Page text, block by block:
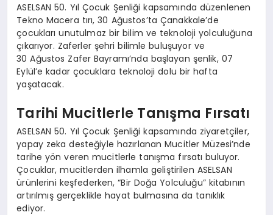
ASELSAN 50. Yıl Çocuk Şenliği kapsamında düzenlenen
Tekno Macera tırı, 30 Ağustos’ta Çanakkale’de
çocukları unutulmaz bir bilim ve teknoloji yolculuğuna
çıkarıyor. Zaferler şehri bilimle buluşuyor ve
30 Ağustos Zafer Bayramı’nda başlayan şenlik, 07
Eylül’e kadar çocuklara teknoloji dolu bir hafta
yaşatacak.
Tarihi Mucitlerle Tanışma Fırsatı
ASELSAN 50. Yıl Çocuk Şenliği kapsamında ziyaretçiler,
yapay zeka desteğiyle hazırlanan Mucitler Müzesi’nde
tarihe yön veren mucitlerle tanışma fırsatı buluyor.
Çocuklar, mucitlerden ilhamla geliştirilen ASELSAN
ürünlerini keşfederken, “Bir Doğa Yolculuğu” kitabının
artırılmış gerçeklikle hayat bulmasına da tanıklık
ediyor.